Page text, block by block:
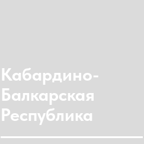
Кабардино-
Балкарская
Республика